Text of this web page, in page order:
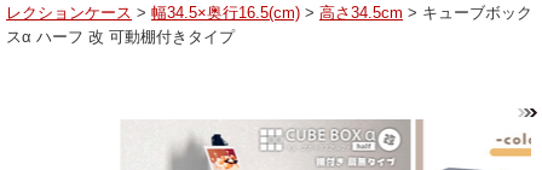
ューブボックスαレイアウト例
レクションケース > 幅34.5×奥行16.5(cm) > 高さ34.5cm > キューブボック
スα ハーフ 改 可動棚付きタイプ